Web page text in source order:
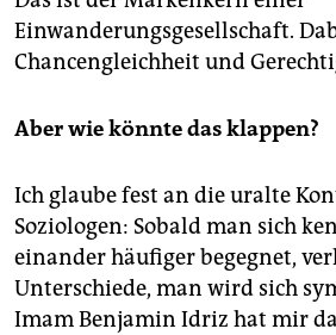
Einwanderungsgesellschaft.
Chancengleichheit und
Aber wie könnte das klappen?
Ich glaube fest an die uralte
Soziologen: Sobald man sich
einander häufiger begegnet,
Unterschiede, man wird sich
Imam Benjamin Idriz hat mir